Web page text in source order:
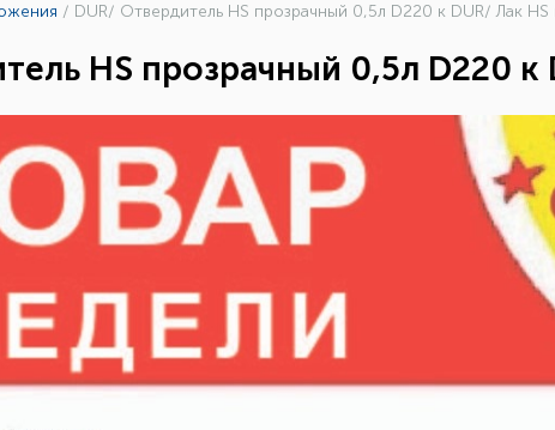
/ DUR/ Отвердитель HS прозрачный 0,5л D220 к DUR/ Лак
HS прозрачный 0,5л D220